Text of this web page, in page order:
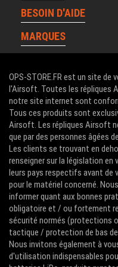
BESOIN D'AIDE
MARQUES
OPS-STORE.FR est un site de
l'Airsoft. Toutes les répliques
notre site internet sont
Tous ces produits sont
Airsoft. Les répliques Airsoft
que par des personnes âgées
Les clients se trouvant en
renseigner sur la législation
leurs pays respectifs avant de
pour le matériel concerné.
informer quant aux bonnes
obligatoire et / ou fortement
sécurité normés (protections
tactique / protection de bas
Nous invitons également à
d'utilisation indispensables